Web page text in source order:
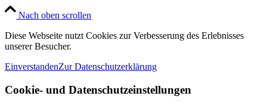
Nach oben scrollen
Diese Webseite nutzt Cookies zur Verbesserung des Erlebnisses
unserer Besucher.
EinverstandenZur Datenschutzerklärung
Cookie- und Datenschutzeinstellungen